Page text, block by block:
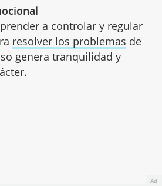
a controlar y regular
resolver los problemas de
genera tranquilidad y
Ad